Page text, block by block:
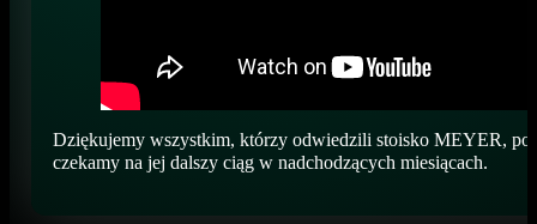
Dziękujemy wszystkim, którzy odwiedzili stoisko MEYER,
czekamy na jej dalszy ciąg w nadchodzących miesiącach.